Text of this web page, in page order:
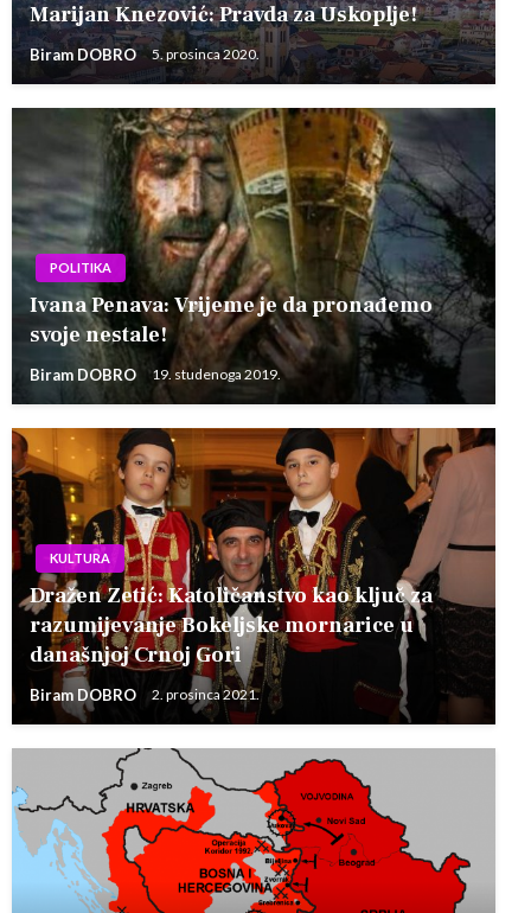
Marijan Knezović: Pravda za Uskoplje!
Biram DOBRO 5. prosinca 2020.
POLITIKA
Ivana Penava: Vrijeme je da pronađemo
svoje nestale!
Biram DOBRO 19. studenoga 2019.
KULTURA
Dražen Zetić: Katoličanstvo kao ključ za
razumijevanje Bokeljske mornarice u
današnjoj Crnoj Gori
Biram DOBRO 2. prosinca 2021.